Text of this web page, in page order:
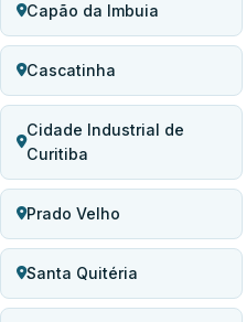
Capão da Imbuia
Cascatinha
Cidade Industrial de
Curitiba
Prado Velho
Santa Quitéria